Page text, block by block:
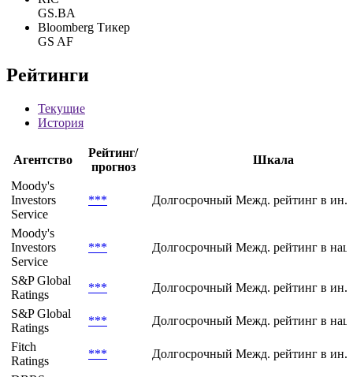
GS.BA
Bloomberg Тикер
GS AF
Рейтинги
Текущие
История
Агентство
Рейтинг/
прогноз
Шкала
Moody's
Investors
Service
*** Долгосрочный Межд. рейтинг в ин.
Moody's
Investors
Service
*** Долгосрочный Межд. рейтинг в
S&P Global
Ratings
***
Долгосрочный Межд. рейтинг в ин.
S&P Global
Ratings
***
Долгосрочный Межд. рейтинг в
Fitch
Ratings
***
Долгосрочный Межд. рейтинг в ин.